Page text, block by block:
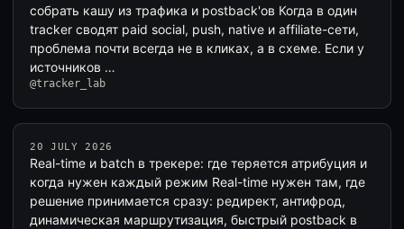
собрать кашу из трафика и postback'ов Когда в один
tracker сводят paid social, push, native и affiliate-сети,
проблема почти всегда не в кликах, а в схеме. Если у
источников …
@tracker_lab
20 JULY 2026
Real-time и batch в трекере: где теряется атрибуция и
когда нужен каждый режим Real-time нужен там, где
решение принимается сразу: редирект, антифрод,
динамическая маршрутизация, быстрый postback в